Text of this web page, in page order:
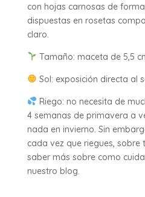
con hojas carnosas de
dispuestas en rosetas
claro.
Tamaño: maceta de 5,5
Sol: exposición directa al
Riego: no necesita de
4 semanas de primavera a
nada en invierno. Sin
cada vez que riegues, sobre
saber más sobre como
nuestro blog.